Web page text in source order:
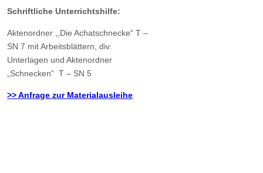
Schriftliche Unterrichtshilfe:
Aktenordner ,,Die Achatschnecke“ T –
SN 7 mit Arbeitsblättern, div.
Unterlagen und Aktenordner
„Schnecken“ T – SN 5
>> Anfrage zur Materialausleihe